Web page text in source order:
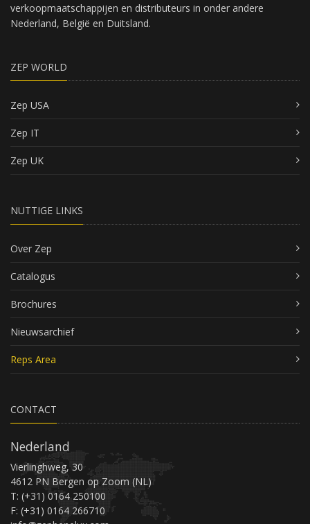
verkoopmaatschappijen en distributeurs in onder andere
Nederland, België en Duitsland.
ZEP WORLD
Zep USA
Zep IT
Zep UK
NUTTIGE LINKS
Over Zep
Catalogus
Brochures
Nieuwsarchief
Reps Area
CONTACT
Nederland
Vierlinghweg, 30
4612 PN Bergen op Zoom (NL)
T: (+31) 0164 250100
F: (+31) 0164 266710